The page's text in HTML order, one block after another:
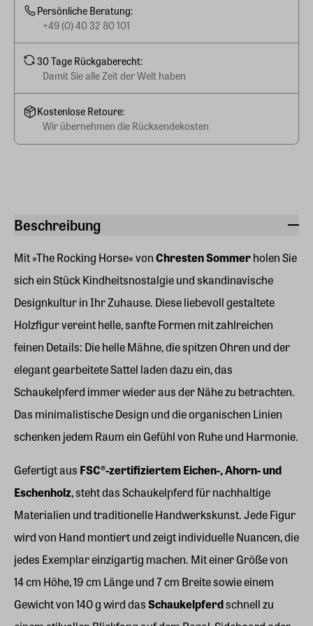
Beschreibung
Mit »The Rocking Horse« vonChresten Sommerholen Sie
sich ein Stück Kindheitsnostalgie und skandinavische
Designkultur in Ihr Zuhause. Diese liebevoll gestaltete
Holzfigur vereint helle, sanfte Formen mit zahlreichen
feinen Details: Die helle Mähne, die spitzen Ohren und der
elegant gearbeitete Sattel laden dazu ein, das
Schaukelpferd immer wieder aus der Nähe zu betrachten.
Das minimalistische Design und die organischen Linien
schenken jedem Raum ein Gefühl von Ruhe und Harmonie.
Gefertigt aus FSC®-zertifiziertem Eichen-, Ahorn- und
Eschenholz, steht das Schaukelpferd für nachhaltige
Materialien und traditionelle Handwerkskunst. Jede Figur
wird von Hand montiert und zeigt individuelle Nuancen, die
jedes Exemplar einzigartig machen. Mit einer Größe von
14 cm Höhe, 19 cm Länge und 7 cm Breite sowie einem
Gewicht von 140 g wird dasSchaukelpferdschnell zu
Persönliche Beratung:
+49 (0) 40 32 80 101
30 Tage Rückgaberecht:
Damit Sie alle Zeit der Welt haben
Kostenlose Retoure:
Wir übernehmen die Rücksendekosten